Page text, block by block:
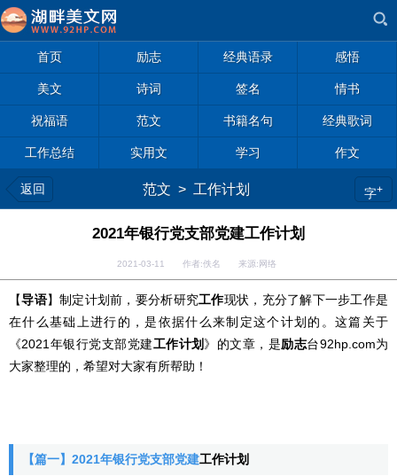
首页 励志 经典语录 感悟
美文 诗词 签名 情书
祝福语 范文 书籍名句 经典歌词
工作总结 实用文 学习 作文
返回 范文 > 工作计划 字+
2021年银行党支部党建工作计划
2021-03-11 作者:佚名 来源:网络
【导语】制定计划前，要分析研究工作现状，充分了解下一步工作是
在什么基础上进行的，是依据什么来制定这个计划的。这篇关于
《2021年银行党支部党建工作计划 》的文章，是励志台92hp.com为
大家整理的，希望对大家有所帮助！
【篇一】2021年银行党支部党建工作计划